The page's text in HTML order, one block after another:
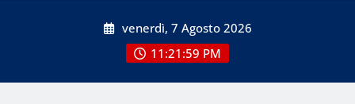
venerdì, 7 Agosto 2026
11:22:00 PM